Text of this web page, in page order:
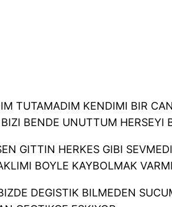
TUTAMADIM KENDIMI BIR
BENDE UNUTTUM
GITTIN HERKES GIBI
BOYLE KAYBOLMAK
DEGISTIK BILMEDEN